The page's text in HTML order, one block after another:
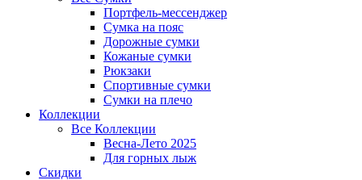
Портфель-мессенджер
Сумка на пояс
Дорожные сумки
Кожаные сумки
Рюкзаки
Спортивные сумки
Сумки на плечо
Коллекции
Все Коллекции
Весна-Лето 2025
Для горных лыж
Скидки